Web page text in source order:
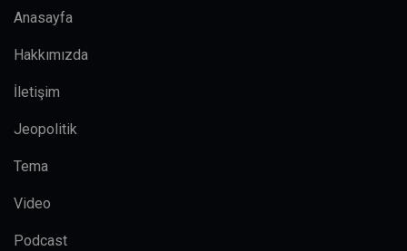
Anasayfa
Hakkımızda
İletişim
Jeopolitik
Tema
Video
Podcast